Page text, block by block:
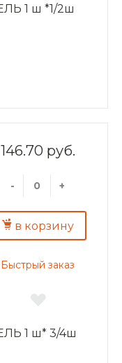
1 ш *1/2ш
146.70 руб.
- +
в корзину
Быстрый заказ
1 ш* 3/4ш